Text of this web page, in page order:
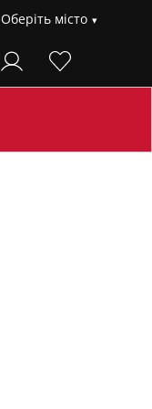
Оберіть місто